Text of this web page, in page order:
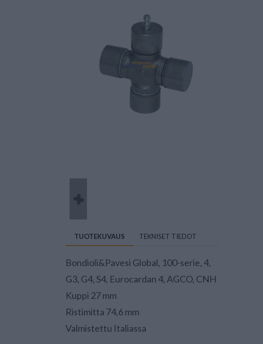
TUOTEKUVAUS TEKNISET TIEDOT
Bondioli&Pavesi Global, 100-serie, 4,
G3, G4, S4, Eurocardan 4, AGCO, CNH
Kuppi 27 mm
Ristimitta 74,6 mm
Valmistettu Italiassa